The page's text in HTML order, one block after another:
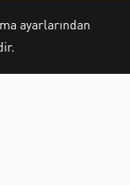
ayarlarından